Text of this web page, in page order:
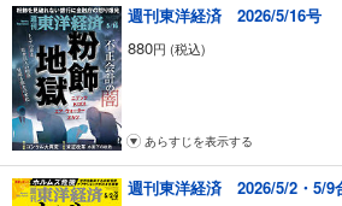
週刊東洋経済 2026/5/16号
880円 (税込)
あらすじを表示する
週刊東洋経済 2026/5/2・5/9